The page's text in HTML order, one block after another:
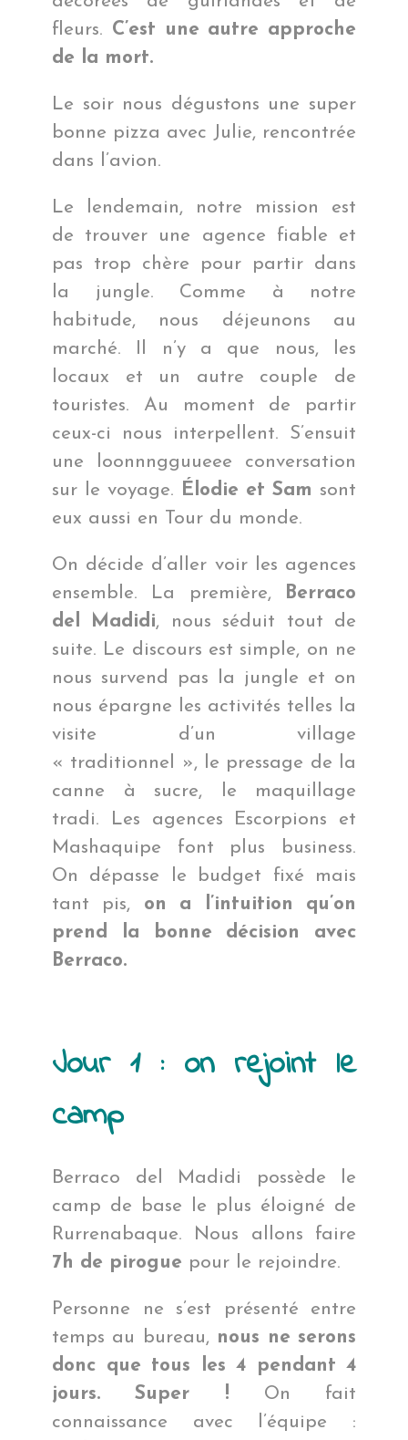
fleurs. C’est une autre approche
de la mort.
Le soir nous dégustons une super
bonne pizza avec Julie, rencontrée
dans l’avion.
Le lendemain, notre mission est
de trouver une agence fiable et
pas trop chère pour partir dans
la jungle. Comme à notre
habitude, nous déjeunons au
marché. Il n’y a que nous, les
locaux et un autre couple de
touristes. Au moment de partir
ceux-ci nous interpellent. S’ensuit
une loonnngguueee conversation
sur le voyage.
Élodie et Sam sont
eux aussi en Tour du monde.
On décide d’aller voir les agences
ensemble. La première,
Berraco
del Madidi, nous séduit tout de
suite. Le discours est simple, on ne
nous survend pas la jungle et on
nous épargne les activités telles la
visite d’un village
« traditionnel », le pressage de la
canne à sucre, le maquillage
tradi. Les agences Escorpions et
Mashaquipe font plus business.
On dépasse le budget fixé mais
tant pis, on a l’intuition qu’on
prend la bonne décision avec
Berraco.
Jour 1 : on rejoint le
camp
Berraco del Madidi possède le
camp de base le plus éloigné de
Rurrenabaque. Nous allons faire
7h de pirogue pour le rejoindre.
Personne ne s’est présenté entre
temps au bureau, nous ne serons
donc que tous les 4 pendant 4
jours. Super ! On fait
connaissance avec l’équipe :